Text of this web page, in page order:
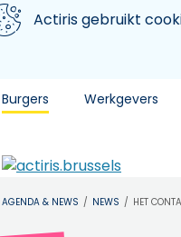
principal
cookies
Actiris gebruikt
Burgers Werkgevers
AGENDA & NEWS NEWS HET